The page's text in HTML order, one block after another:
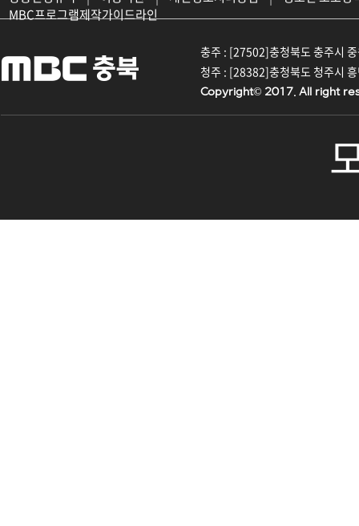
MBC프로그램제작가이드라인
충주 : [27502]충청북도 충주시
청주 : [28382]충청북도 청주시
Copyright© 2017. All right